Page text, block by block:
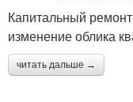
Капитальный
изменение облика
читать дальше →